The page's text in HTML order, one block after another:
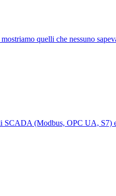
quelli che nessuno
(Modbus, OPC UA,